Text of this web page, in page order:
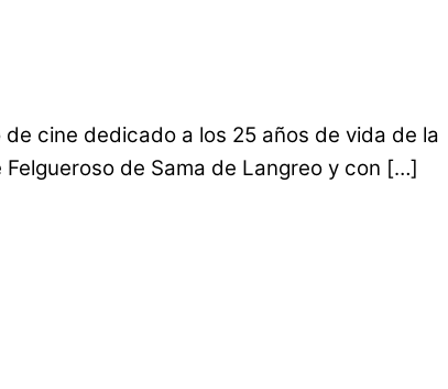
cine dedicado a los 25 años de vida de la
de Sama de Langreo y con […]